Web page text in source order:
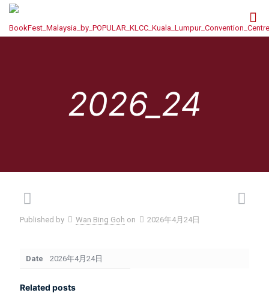
2026_24
Published by Wan Bing Goh on 2026年4月24日
Date 2026年4月24日
Related posts